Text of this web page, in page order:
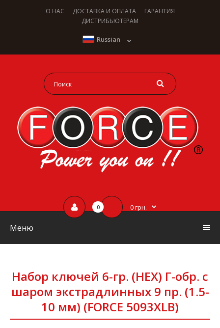
О НАС ДОСТАВКА И ОПЛАТА
ГАРАНТИЯ
ДИСТРИБЬЮТЕРАМ
Russian
0 0 грн.
Меню
Набор ключей 6-гр. (HEX) Г-обр. с
шаром экстрадлинных 9 пр. (1.5-
10 мм) (FORCE 5093XLB)